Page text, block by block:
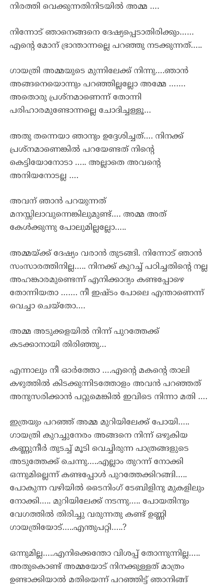
നിരത്തി വെക്കുന്നതിനിടയിൽ അമ്മ ….
നിന്നോട് ഞാനെങ്ങനെ ദേഷ്യപ്പെടാതിരിക്കും……
എന്റെ മോന് ഭ്രാന്താന്നല്ലെ പറഞ്ഞു നടക്കുന്നത്…..
ഗായത്രി അമ്മയുടെ മുന്നിലേക്ക് നിന്നു….ഞാൻ
അങ്ങനെയൊന്നും പറഞ്ഞില്ലല്ലോ അമ്മേ …….
അതൊരു പ്രശ്നമാണെന്ന് തോന്നി
പരിഹാരമുണ്ടാേന്നല്ലെ ചോദിച്ചള്ളൂ…
അതു തന്നെയാ ഞാനും ഉദ്ദേശിച്ചത്…. നിനക്ക്
പ്രശ്നമാണെങ്കിൽ പറയേണ്ടത് നിന്റെ
കെട്ടിയോനോടാ ….. അല്ലാതെ അവന്റെ
അനിയനോടല്ല ….
അവന് ഞാൻ പറയുന്നത്
മനസ്സിലാവുന്നെങ്കിലുമുണ്ട്…. അമ്മ അത്
കേൾക്കുന്നു പോലുമില്ലല്ലോ…..
അമ്മയ്ക്ക് ദേഷ്യം വരാൻ തുടങ്ങി. നിന്നോട് ഞാൻ
സംസാരത്തിനില്ല….. നിനക്ക് കുറച്ച് പഠിച്ചതിന്റെ നല്ല
അഹങ്കാരമുണ്ടെന്ന് എനിക്കാദ്യം കണ്ടപ്പോഴെ
തോന്നിയതാ ……. നീ ഇഷ്ടം പോലെ എന്താണെന്ന്
വെച്ചാ ചെയ്തോ….
അമ്മ അടുക്കളയിൽ നിന്ന് പുറത്തേക്ക്
കടക്കാനായി തിരിഞ്ഞു…
എന്നാലും നീ ഓർത്തോ ….എന്റെ മകന്റെ താലി
കഴുത്തിൽ കിടക്കുന്നിടത്തോളം അവൻ പറഞ്ഞത്
അനുസരിക്കാൻ പറ്റുമെങ്കിൽ ഇവിടെ നിന്നാ മതി ….
ഇത്രയും പറഞ്ഞ് അമ്മ മുറിയിലേക്ക് പോയി…..
ഗായത്രി കുറച്ചുനേരം അങ്ങനെ നിന്ന് ഒഴുകിയ
കണ്ണുനീർ തുടച്ച് മൂടി വെച്ചിരുന്ന പാത്രങ്ങളുടെ
അടുത്തേക്ക് ചെന്നു…..എല്ലാം തുറന്ന് നോക്കി
ഒന്നുമില്ലെന്ന് കണ്ടപ്പോൾ പുറത്തേക്കിറങ്ങി…..
പോകുന്ന വഴിയിൽ ടൈനിംഗ് ടേബിളിനു മുകളിലും
നോക്കി….. മുറിയിലേക്ക് നടന്നു….. പോയതിനും
വേഗത്തിൽ തിരിച്ചു വരുന്നതു കണ്ട് ഉണ്ണി
ഗായത്രിയോട്…..എന്തുപറ്റി…..?
ഒന്നുമില്ല…..എനിക്കെന്തോ വിശപ്പ് തോന്നുന്നില്ല…..
അതുകൊണ്ട് അമ്മയോട് നിനക്കുള്ളത് മാത്രം
ഉണ്ടാക്കിയാൽ മതിയെന്ന് പറഞ്ഞിട്ട് ഞാനിങ്ങ്